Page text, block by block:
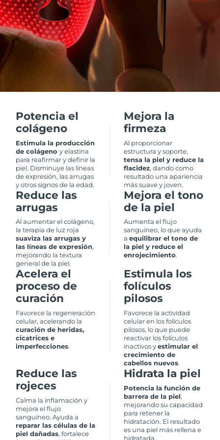
Potencia el
colágeno
Estimula la producción
de colágenoy elastina
para reafirmar y definir la
piel. Disminuye las líneas
de expresión, las arrugas
y otros signos de la edad.
Mejora la
firmeza
Al proporcionar
estructura y soporte,
tensa la piel y reduce la
flacidez, dando como
resultado una apariencia
más suave y joven.
Reduce las
arrugas
Al aumentar el colágeno,
la terapia de luz roja
suaviza las arrugas y
las líneas de expresión,
mejorando la textura
general de la piel.
Mejora el tono
de la piel
Aumenta el flujo
sanguíneo, lo que ayuda
aequilibrar el tono de
la piel y reduce el
enrojecimiento.
Acelera el
proceso de
curación
Favorece la regeneración
celular, acelerando la
curación de heridas,
cicatrices e
imperfecciones.
Estimula los
folículos
pilosos
Favorece la actividad
celular en los folículos
pilosos, lo que puede
reactivar los folículos
inactivos yestimular el
crecimiento de
cabellos nuevos.
Reduce las
rojeces
Calma la inflamación y
mejora el flujo
sanguíneo. Ayuda a
reparar las células de la
piel dañadas, fortalece
Hidrata la piel
Potencia la función de
barrera de la piel,
mejorando su capacidad
para retener la
hidratación. El resultado
es una piel más rellena e
hidratada.
RAE de Macao
(China)
8/10/26
Entrega prevista
Entrega prevista
Mónaco Entrega prevista
Países Bajos Entrega prevista
Nueva Zelanda Entrega prevista8/8/26
Noruega Entrega prevista8/8/26
Omán Entrega prevista
Filipinas Entrega prevista8/11/26
Polonia
Portugal Entrega prevista
Puerto Rico Entrega prevista 8/10/26
Catar Entrega prevista8/9/26
Entrega prevista
Rumanía Entrega prevista8/8/26
Rusia Entrega prevista 8/16/26
Arabia Saudí Entrega prevista8/9/26